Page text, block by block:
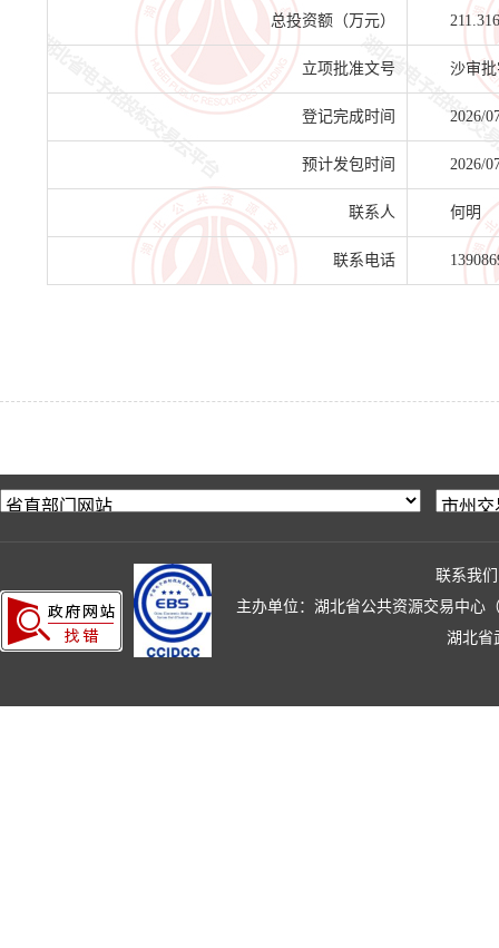
总投资额（万元）
立项批准文号 沙审批
登记完成时间 2026/
预计发包时间 2026/
联系人 何明
联系电话
联系我们
主办单位：湖北省公共资源交易中心
湖北省